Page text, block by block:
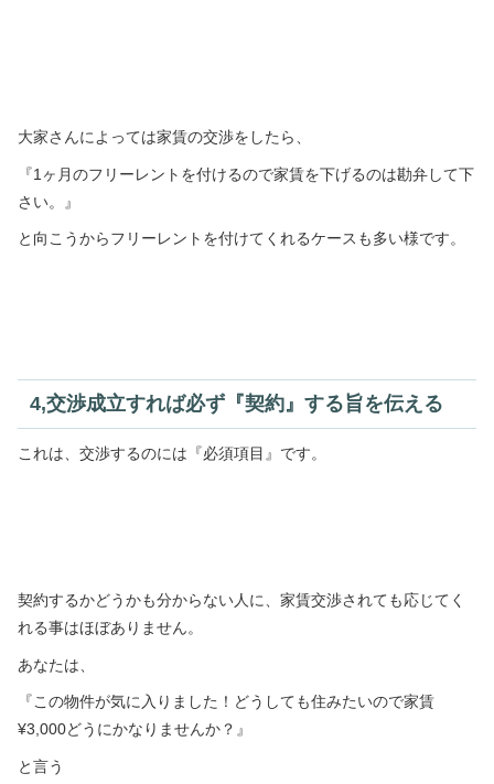
大家さんによっては家賃の交渉をしたら、
『1ヶ月のフリーレントを付けるので家賃を下げるのは勘弁して下
さい。』
と向こうからフリーレントを付けてくれるケースも多い様です。
4,交渉成立すれば必ず『契約』する旨を伝える
これは、交渉するのには『必須項目』です。
契約するかどうかも分からない人に、家賃交渉されても応じてく
れる事はほぼありません。
あなたは、
『この物件が気に入りました！どうしても住みたいので家賃
¥3,000どうにかなりませんか？』
と言う